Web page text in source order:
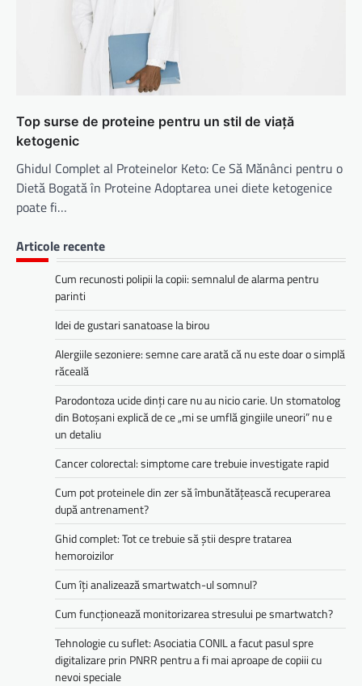
Top surse de proteine pentru un stil de viață
ketogenic
Ghidul Complet al Proteinelor Keto: Ce Să Mănânci pentru o
Dietă Bogată în Proteine Adoptarea unei diete ketogenice
poate fi…
Articole recente
Cum recunosti polipii la copii: semnalul de alarma pentru
parinti
Idei de gustari sanatoase la birou
Alergiile sezoniere: semne care arată că nu este doar o simplă
răceală
Parodontoza ucide dinți care nu au nicio carie. Un stomatolog
din Botoșani explică de ce „mi se umflă gingiile uneori” nu e
un detaliu
Cancer colorectal: simptome care trebuie investigate rapid
Cum pot proteinele din zer să îmbunătățească recuperarea
după antrenament?
Ghid complet: Tot ce trebuie să știi despre tratarea
hemoroizilor
Cum îți analizează smartwatch-ul somnul?
Cum funcționează monitorizarea stresului pe smartwatch?
Tehnologie cu suflet: Asociatia CONIL a facut pasul spre
digitalizare prin PNRR pentru a fi mai aproape de copiii cu
nevoi speciale